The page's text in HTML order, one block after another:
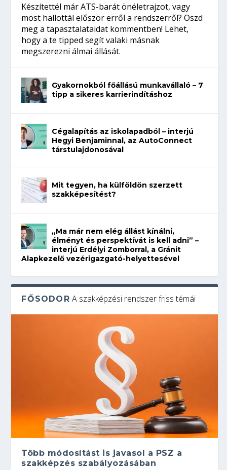
Készítettél már ATS-barát önéletrajzot, vagy
most hallottál először erről a rendszerről? Oszd
meg a tapasztalataidat kommentben! Lehet,
hogy a te tipped segít valaki másnak
megszerezni álmai állását.
Gyakornokból főállású munkavállaló – 7
tipp a sikeres karrierindításhoz
Cégalapítás az iskolapadból – interjú
Hegyi Benjaminnal, az AutoConnect
társtulajdonosával
Mit tegyen, ha külföldön szerzett
szakképesítést?
„Ma már nem elég állást kínálni,
élményt és perspektívát is kell adni” –
interjú Erdélyi Zomborral, a Gránit
Alapkezelő vezérigazgató-helyettesével
FŐSODOR A szakképzési rendszer friss témái
Több módosítást is javasol a PSZ a
szakképzés szabályozásában